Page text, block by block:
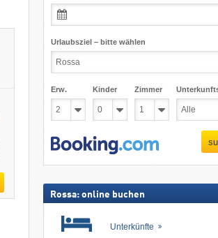
Urlaubsziel – bitte wählen
Erw. Kinder Zimmer
Rossa: online buchen
Unterkünfte